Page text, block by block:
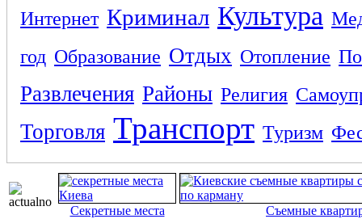
Интернет Криминал Культура
год Образование Отдых Отопление
Развлечения Районы Религия
Торговля Транспорт Туризм
Секретные места Съемные